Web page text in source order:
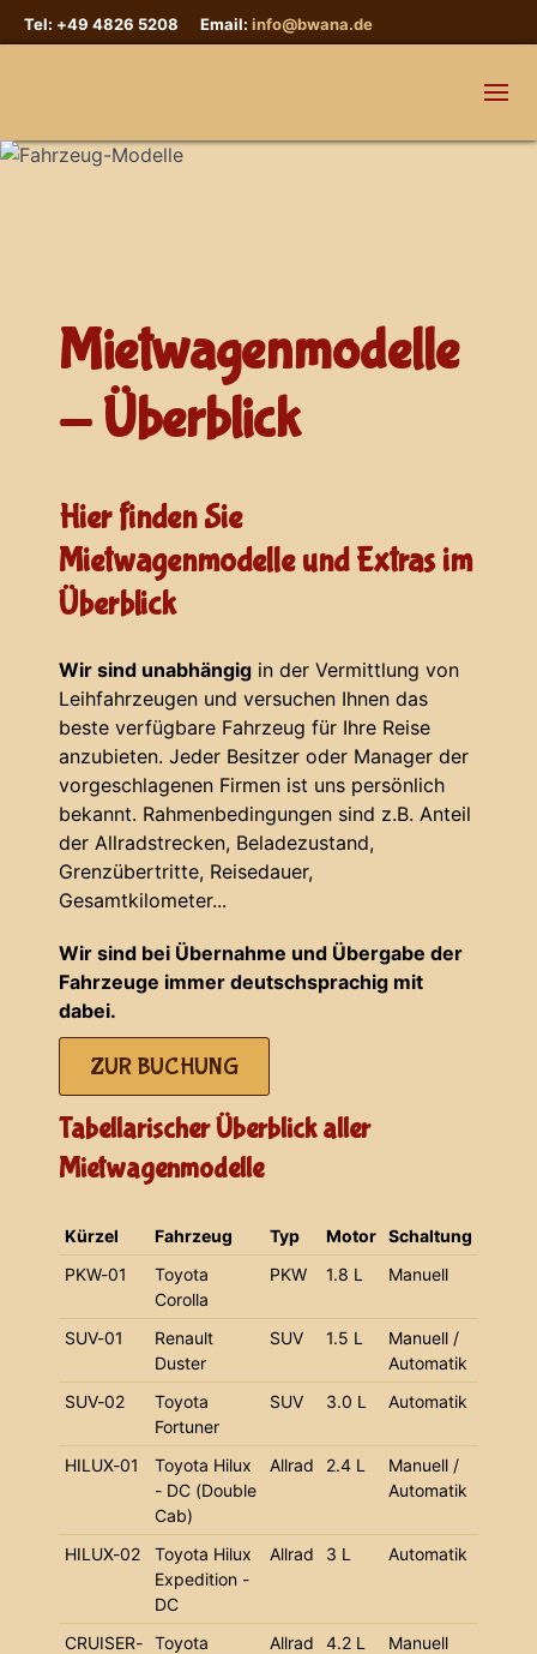
Tel: +49 4826 5208 Email: info@bwana.de
Mietwagenmodelle
- Überblick
Hier finden Sie
Mietwagenmodelle und Extras im
Überblick
Wir sind unabhängig in der Vermittlung von
Leihfahrzeugen und versuchen Ihnen das
beste verfügbare Fahrzeug für Ihre Reise
anzubieten. Jeder Besitzer oder Manager der
vorgeschlagenen Firmen ist uns persönlich
bekannt. Rahmenbedingungen sind z.B. Anteil
der Allradstrecken, Beladezustand,
Grenzübertritte, Reisedauer,
Gesamtkilometer...
Wir sind bei Übernahme und Übergabe der
Fahrzeuge immer deutschsprachig mit
dabei.
ZUR BUCHUNG
Tabellarischer Überblick aller
Mietwagenmodelle
Kürzel Fahrzeug Typ Motor Schaltung
PKW-01
Toyota
Corolla
PKW 1.8 L Manuell
SUV-01
Renault
Duster
SUV 1.5 L
Manuell /
Automatik
SUV-02
Toyota
Fortuner
SUV 3.0 L Automatik
HILUX-01
Toyota Hilux
- DC (Double
Cab)
Allrad 2.4 L
Manuell /
Automatik
HILUX-02
Toyota Hilux
Expedition -
DC
Allrad 3 L Automatik
CRUISER- Toyota
Allrad 4.2 L Manuell